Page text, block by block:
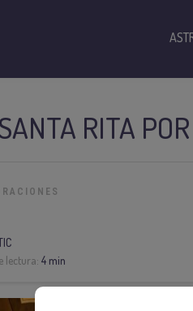
RITA
lectura: 4 min